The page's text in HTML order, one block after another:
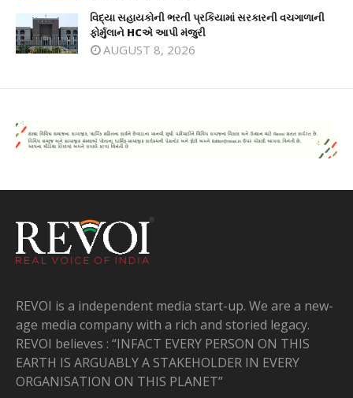
વિદ્યા સહાયકોની ભરતી પ્રકિયામાં સરકારની વચગાળાની
ફોર્મુલાને HCએ આપી મંજુરી
AUGUST 8, 2026
REVOI is a independent media start-up. We are a new-
age media company with a rich and storied legacy.
REVOI believes : “INFACT EVERY PERSON ON THIS
EARTH IS ARGUABLY A STAKEHOLDER IN EVERY
ORGANISATION ON THIS PLANET”